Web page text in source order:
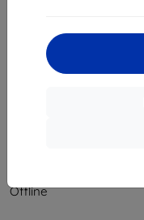
Επικοινωνία
info@top4mobile.eu
Offline